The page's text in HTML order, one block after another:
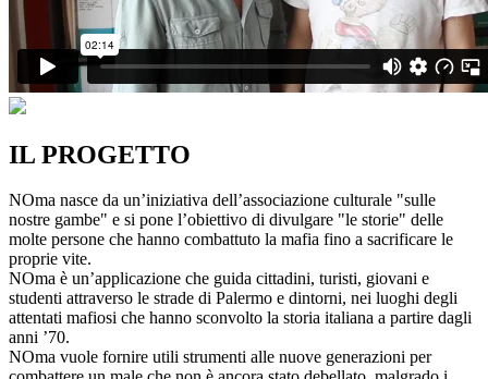
IL PROGETTO
NOma nasce da un’iniziativa dell’associazione culturale "sulle
nostre gambe" e si pone l’obiettivo di divulgare "le storie" delle
molte persone che hanno combattuto la mafia fino a sacrificare le
proprie vite.
NOma è un’applicazione che guida cittadini, turisti, giovani e
studenti attraverso le strade di Palermo e dintorni, nei luoghi degli
attentati mafiosi che hanno sconvolto la storia italiana a partire dagli
anni ’70.
NOma vuole fornire utili strumenti alle nuove generazioni per